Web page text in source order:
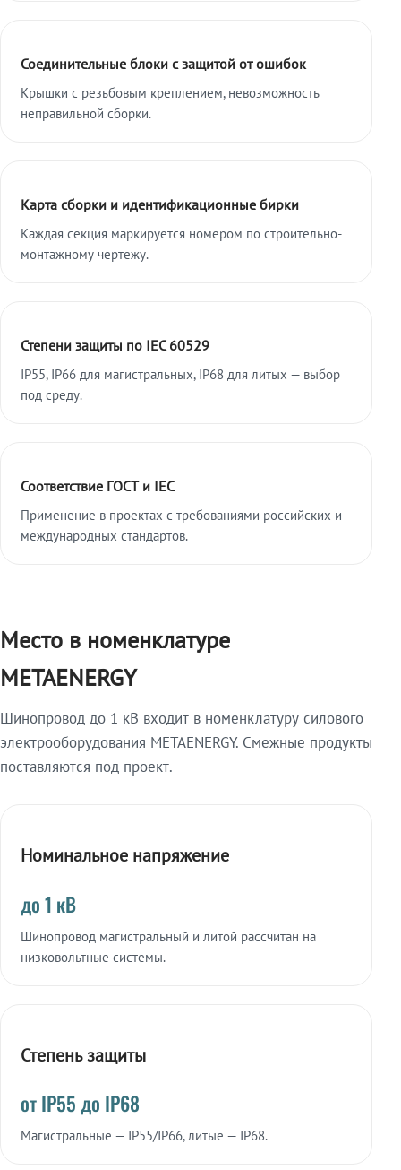
Соединительные блоки с защитой от ошибок
Крышки с резьбовым креплением, невозможность
неправильной сборки.
Карта сборки и идентификационные бирки
Каждая секция маркируется номером по строительно-
монтажному чертежу.
Степени защиты по IEC 60529
IP55, IP66 для магистральных, IP68 для литых — выбор
под среду.
Соответствие ГОСТ и IEC
Применение в проектах с требованиями российских и
международных стандартов.
Место в номенклатуре
METAENERGY
Шинопровод до 1 кВ входит в номенклатуру силового
электрооборудования METAENERGY. Смежные продукты
поставляются под проект.
Номинальное напряжение
до 1 кВ
Шинопровод магистральный и литой рассчитан на
низковольтные системы.
Степень защиты
от IP55 до IP68
Магистральные — IP55/IP66, литые — IP68.